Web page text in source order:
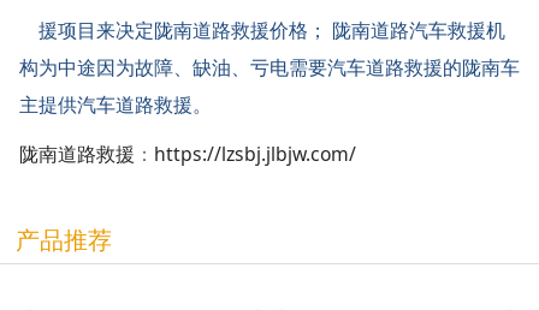
援项目来决定陇南道路救援价格； 陇南道路汽车救援机
构为中途因为故障、缺油、亏电需要汽车道路救援的陇南车
主提供汽车道路救援。
陇南道路救援 ： https://lzsbj.jlbjw.com/
产品推荐